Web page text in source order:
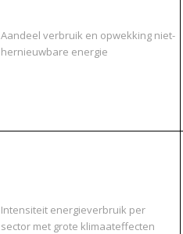
Aandeel verbruik en opwekking niet-
hernieuwbare energie
Intensiteit energieverbruik per
sector met grote klimaateffecten